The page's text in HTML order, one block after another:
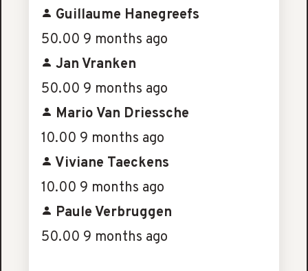
Guillaume Hanegreefs
50.00 9 months ago
Jan Vranken
50.00 9 months ago
Mario Van Driessche
10.00 9 months ago
Viviane Taeckens
10.00 9 months ago
Paule Verbruggen
50.00 9 months ago